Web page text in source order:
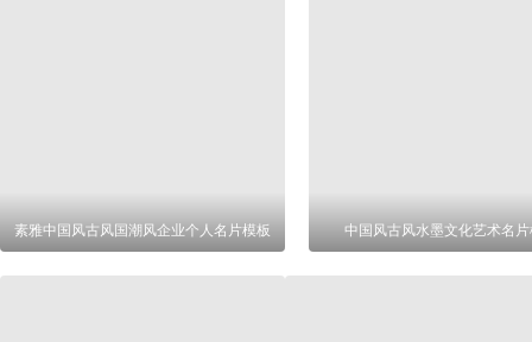
素雅中国风古风国潮风企业个人名片模板 中国风古风水墨文化艺术名